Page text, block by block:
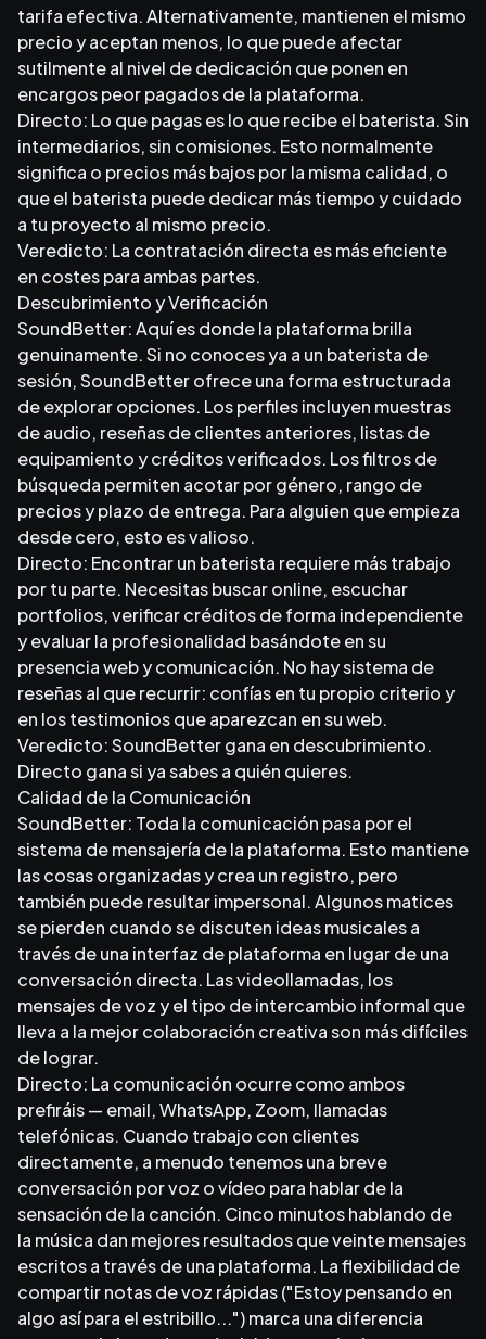
tarifa efectiva. Alternativamente, mantienen el mismo
precio y aceptan menos, lo que puede afectar
sutilmente al nivel de dedicación que ponen en
encargos peor pagados de la plataforma.
Directo: Lo que pagas es lo que recibe el baterista. Sin
intermediarios, sin comisiones. Esto normalmente
significa o precios más bajos por la misma calidad, o
que el baterista puede dedicar más tiempo y cuidado
a tu proyecto al mismo precio.
Veredicto: La contratación directa es más eficiente
en costes para ambas partes.
Descubrimiento y Verificación
SoundBetter: Aquí es donde la plataforma brilla
genuinamente. Si no conoces ya a un baterista de
sesión, SoundBetter ofrece una forma estructurada
de explorar opciones. Los perfiles incluyen muestras
de audio, reseñas de clientes anteriores, listas de
equipamiento y créditos verificados. Los filtros de
búsqueda permiten acotar por género, rango de
precios y plazo de entrega. Para alguien que empieza
desde cero, esto es valioso.
Directo: Encontrar un baterista requiere más trabajo
por tu parte. Necesitas buscar online, escuchar
portfolios, verificar créditos de forma independiente
y evaluar la profesionalidad basándote en su
presencia web y comunicación. No hay sistema de
reseñas al que recurrir: confías en tu propio criterio y
en los testimonios que aparezcan en su web.
Veredicto: SoundBetter gana en descubrimiento.
Directo gana si ya sabes a quién quieres.
Calidad de la Comunicación
SoundBetter: Toda la comunicación pasa por el
sistema de mensajería de la plataforma. Esto mantiene
las cosas organizadas y crea un registro, pero
también puede resultar impersonal. Algunos matices
se pierden cuando se discuten ideas musicales a
través de una interfaz de plataforma en lugar de una
conversación directa. Las videollamadas, los
mensajes de voz y el tipo de intercambio informal que
lleva a la mejor colaboración creativa son más difíciles
de lograr.
Directo: La comunicación ocurre como ambos
prefiráis — email, WhatsApp, Zoom, llamadas
telefónicas. Cuando trabajo con clientes
directamente, a menudo tenemos una breve
conversación por voz o vídeo para hablar de la
sensación de la canción. Cinco minutos hablando de
la música dan mejores resultados que veinte mensajes
escritos a través de una plataforma. La flexibilidad de
compartir notas de voz rápidas ("Estoy pensando en
algo así para el estribillo...") marca una diferencia